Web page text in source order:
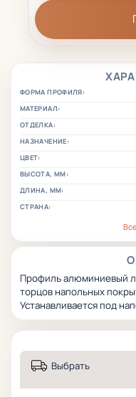
ФОРМА ПРОФИЛЯ:
МАТЕРИАЛ:
ОТДЕЛКА:
НАЗНАЧЕНИЕ:
ЦВЕТ:
ВЫСОТА, ММ:
ДЛИНА, ММ:
СТРАНА:
Профиль алюминиевый
торцов напольных
Устанавливается под
Выбрать